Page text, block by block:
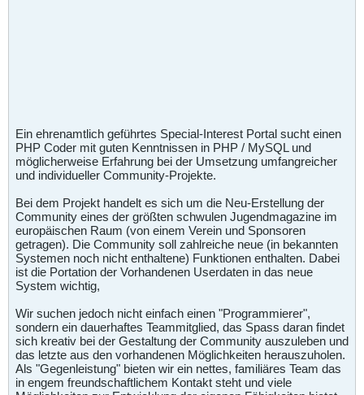
Ein ehrenamtlich geführtes Special-Interest Portal sucht einen
PHP Coder mit guten Kenntnissen in PHP / MySQL und
möglicherweise Erfahrung bei der Umsetzung umfangreicher
und individueller Community-Projekte.
Bei dem Projekt handelt es sich um die Neu-Erstellung der
Community eines der größten schwulen Jugendmagazine im
europäischen Raum (von einem Verein und Sponsoren
getragen). Die Community soll zahlreiche neue (in bekannten
Systemen noch nicht enthaltene) Funktionen enthalten. Dabei
ist die Portation der Vorhandenen Userdaten in das neue
System wichtig,
Wir suchen jedoch nicht einfach einen "Programmierer",
sondern ein dauerhaftes Teammitglied, das Spass daran findet
sich kreativ bei der Gestaltung der Community auszuleben und
das letzte aus den vorhandenen Möglichkeiten herauszuholen.
Als "Gegenleistung" bieten wir ein nettes, familiäres Team das
in engem freundschaftlichem Kontakt steht und viele